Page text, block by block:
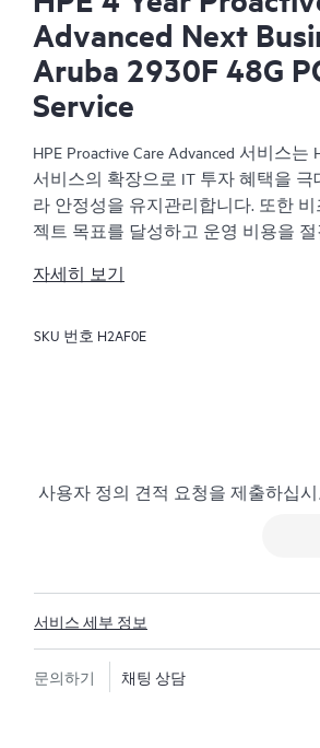
Advanced Next
Aruba 2930F 48G
Service
HPE Proactive Care Advanced 서비스는
서비스의 확장으로 IT 투자 혜택을 극
라 안정성을 유지관리합니다. 또한
젝트 목표를 달성하고 운영 비용을
당된 HPE ASM(Account Support
춤식으로 기술 및 운영에 관한 조언을
문가의 기술 자문 및 지원을 주선하여
사고가 발생하는 경우 비즈니스에 미
려면 신속하고 포괄적으로 대응해야
Packard Enterprise TSS(Technical
한 사건 해결을 위한 고급 콜 환경을
자세히 보기
SKU 번호 H2AF0E
사용자 정의 견적 요청을 제출하십시
서비스 세부 정보
문의하기 채팅 상담